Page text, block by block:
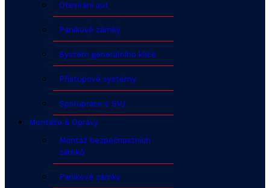
Otevírání aut
Panikové zámky
Systém generálního klíče
Přístupové systémy
Spolupráce s SVJ
Montáže & Opravy
Montáž bezpečnostních
zámků
Panikové zámky